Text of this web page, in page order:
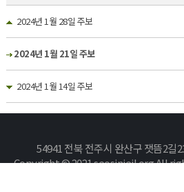
2024년 1월 28일 주보
2024년 1월 21일 주보
2024년 1월 14일 주보
54941 전북 전주시 완산구 잿뜸2길
Copyright © 2021 seosinjeil.org All